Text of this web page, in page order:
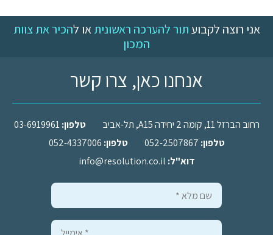
אני רוצה לקבועתור להערכה ראשוניתאו להכיר את צוות
המכון
אנחנו כאן, צרו קשר
רחוב הברזל 11, קומה 2 יחידה A15, תל-אביב טלפון: 03-6919961
טלפון: 052-2507867 טלפון: 052-4337006
דוא"ל: info@resolution.co.il